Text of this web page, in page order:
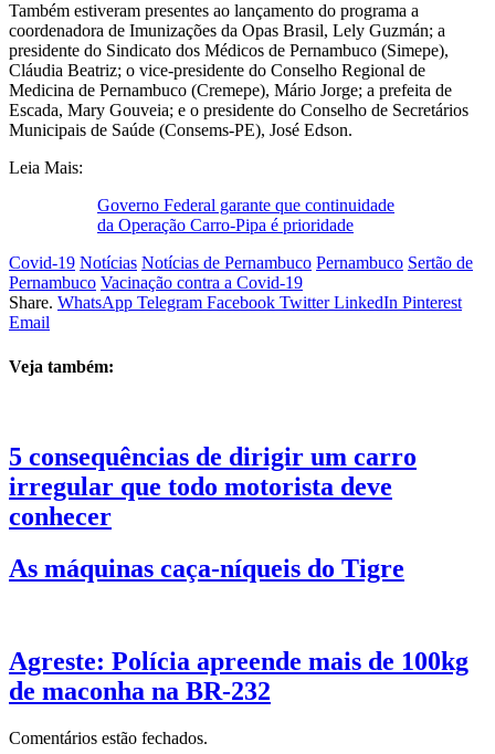
Também estiveram presentes ao lançamento do programa a
coordenadora de Imunizações da Opas Brasil, Lely Guzmán; a
presidente do Sindicato dos Médicos de Pernambuco (Simepe),
Cláudia Beatriz; o vice-presidente do Conselho Regional de
Medicina de Pernambuco (Cremepe), Mário Jorge; a prefeita de
Escada, Mary Gouveia; e o presidente do Conselho de Secretários
Municipais de Saúde (Consems-PE), José Edson.
Leia Mais:
Governo Federal garante que continuidade
da Operação Carro-Pipa é prioridade
Covid-19 Notícias Notícias de Pernambuco Pernambuco Sertão de
Pernambuco Vacinação contra a Covid-19
Share. WhatsApp Telegram Facebook Twitter LinkedIn Pinterest
Email
Veja também:
5 consequências de dirigir um carro
irregular que todo motorista deve
conhecer
As máquinas caça-níqueis do Tigre
Agreste: Polícia apreende mais de 100kg
de maconha na BR-232
Comentários estão fechados.